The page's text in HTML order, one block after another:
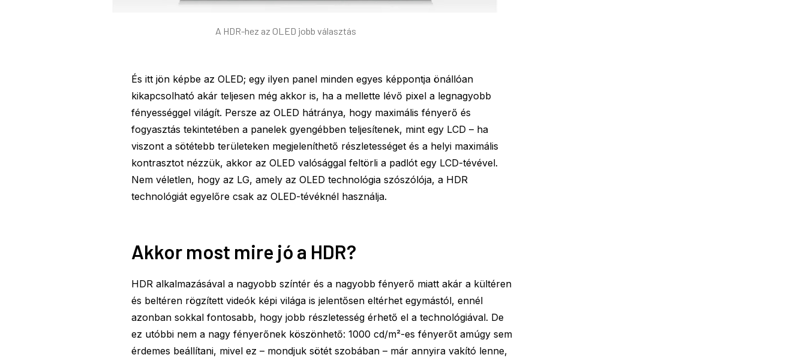
A HDR-hez az OLED jobb választás
És itt jön képbe az OLED; egy ilyen panel minden egyes képpontja önállóan
kikapcsolható akár teljesen még akkor is, ha a mellette lévő pixel a legnagyobb
fényességgel világít. Persze az OLED hátránya, hogy maximális fényerő és
fogyasztás tekintetében a panelek gyengébben teljesítenek, mint egy LCD – ha
viszont a sötétebb területeken megjeleníthető részletességet és a helyi maximális
kontrasztot nézzük, akkor az OLED valósággal feltörli a padlót egy LCD-tévével.
Nem véletlen, hogy az LG, amely az OLED technológia szószólója, a HDR
technológiát egyelőre csak az OLED-tévéknél használja.
Akkor most mire jó a HDR?
HDR alkalmazásával a nagyobb színtér és a nagyobb fényerő miatt akár a kültéren
és beltéren rögzített videók képi világa is jelentősen eltérhet egymástól, ennél
azonban sokkal fontosabb, hogy jobb részletesség érhető el a technológiával. De
ez utóbbi nem a nagy fényerőnek köszönhető: 1000 cd/m²-es fényerőt amúgy sem
érdemes beállítani, mivel ez – mondjuk sötét szobában – már annyira vakító lenne,